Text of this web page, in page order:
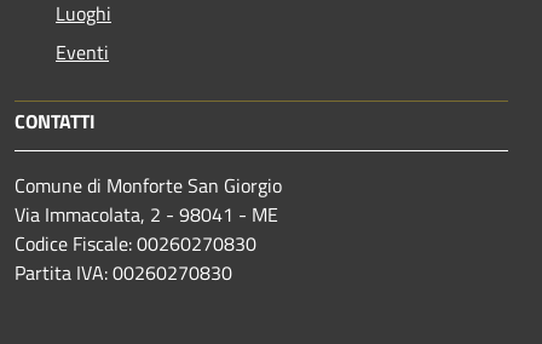
Luoghi
Eventi
CONTATTI
Comune di Monforte San Giorgio
Via Immacolata, 2 - 98041 - ME
Codice Fiscale: 00260270830
Partita IVA: 00260270830